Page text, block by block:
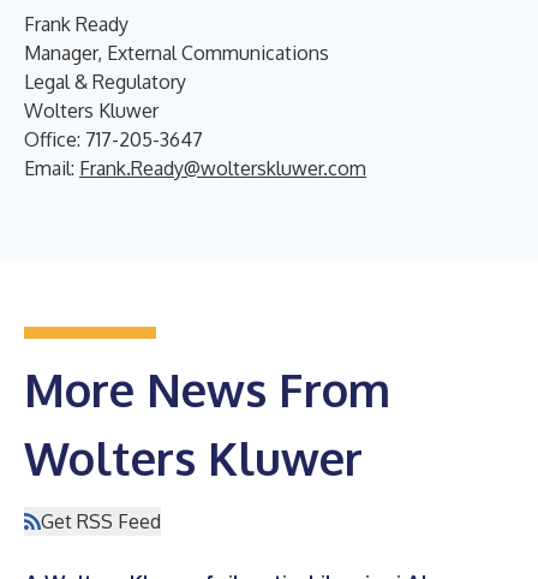
Frank Ready
Manager, External Communications
Legal & Regulatory
Wolters Kluwer
Office: 717-205-3647
Email: Frank.Ready@wolterskluwer.com
More News From
Wolters Kluwer
Get RSS Feed